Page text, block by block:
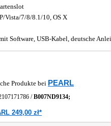
Vista/7/8/8.1/10, OS X
Software, USB-Kabel, deutsche
Produkte bei PEARL
/B007ND9134;
249,00 zł*